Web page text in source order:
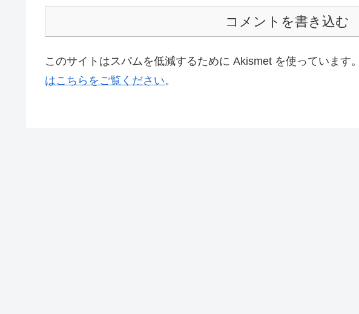
コメントを書き込む
このサイトはスパムを低減するために Akismet を使っています。
はこちらをご覧ください。